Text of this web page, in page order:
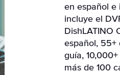
en español e
incluye el
DishLATINO
español, 55+
guía,
más de 100